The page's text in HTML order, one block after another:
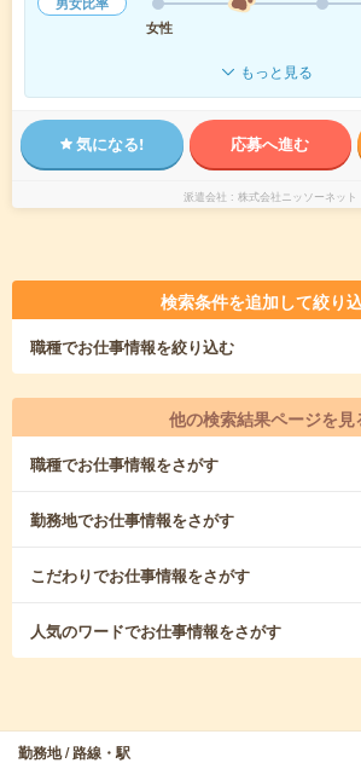
女性
もっと見る
気になる! 応募へ進む
派遣会社 株式会社ニッソーネット
検索条件を追加して絞り
職種でお仕事情報を絞り込む
他の検索結果ページを見
職種でお仕事情報をさがす
勤務地でお仕事情報をさがす
こだわりでお仕事情報をさがす
人気のワードでお仕事情報をさがす
勤務地 / 路線・駅